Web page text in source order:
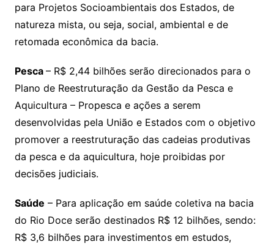
para Projetos Socioambientais dos Estados, de
natureza mista, ou seja, social, ambiental e de
retomada econômica da bacia.
Pesca – R$ 2,44 bilhões serão direcionados para o
Plano de Reestruturação da Gestão da Pesca e
Aquicultura – Propesca e ações a serem
desenvolvidas pela União e Estados com o objetivo
promover a reestruturação das cadeias produtivas
da pesca e da aquicultura, hoje proibidas por
decisões judiciais.
Saúde – Para aplicação em saúde coletiva na bacia
do Rio Doce serão destinados R$ 12 bilhões, sendo:
R$ 3,6 bilhões para investimentos em estudos,